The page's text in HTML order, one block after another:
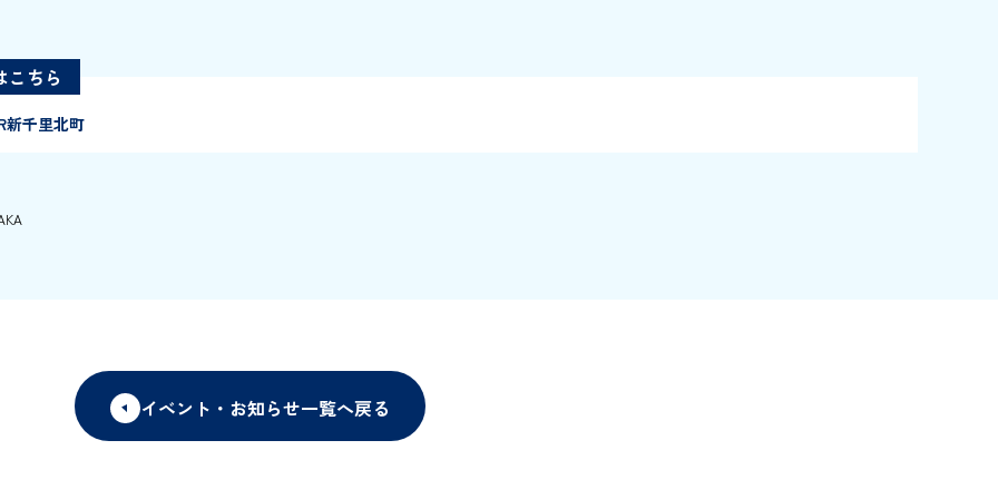
こちら
新千里北町
イベント・お知らせ一覧へ戻る